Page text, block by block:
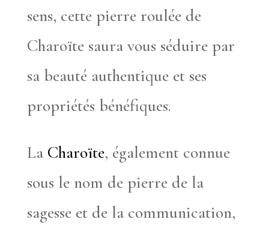
sens, cette pierre roulée de
Charoïte saura vous séduire par
sa beauté authentique et ses
propriétés bénéfiques.
La Charoïte, également connue
sous le nom de pierre de la
sagesse et de la communication,